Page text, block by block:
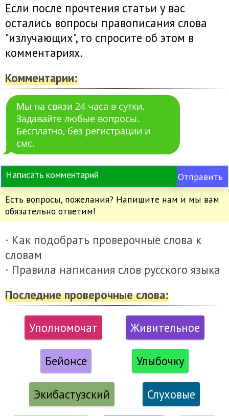
Если после прочтения статьи у вас
остались вопросы правописания слова
"излучающих", то спросите об этом в
комментариях.
Комментарии:
Мы на связи 24 часа в сутки.
Задавайте любые вопросы.
Бесплатно, без регистрации и
смс.
Отправить
Есть вопросы, пожелания? Напишите нам и мы вам
обязательно ответим!
· Как подобрать проверочные слова к
словам
· Правила написания слов русского языка
Последние проверочные слова:
Уполномочат Живительное
Бейонсе Улыбочку
Экибастузский Слуховые